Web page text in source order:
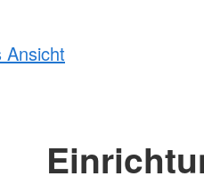
Ansicht